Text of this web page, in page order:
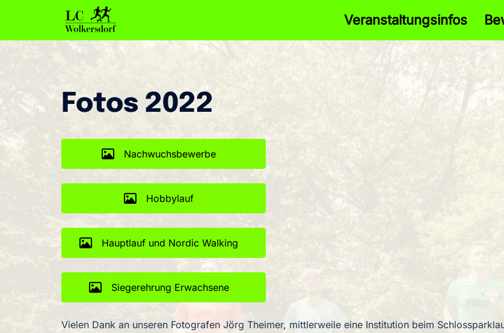
springen
Veranstaltungsinfos
Fotos 2022
Nachwuchsbewerbe
Hobbylauf
Hauptlauf und Nordic Walking
Siegerehrung Erwachsene
Vielen Dank an unseren Fotografen Jörg Theimer, mittlerweile eine Institution beim